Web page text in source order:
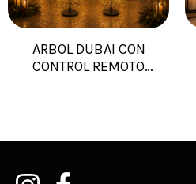
ARBOL DUBAI CON
CONTROL REMOTO